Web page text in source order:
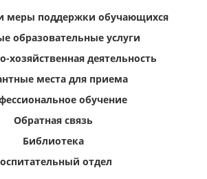
меры поддержки обучающихся
образовательные услуги
хозяйственная деятельность
места для приема
обучение
Обратная связь
Библиотека
отдел